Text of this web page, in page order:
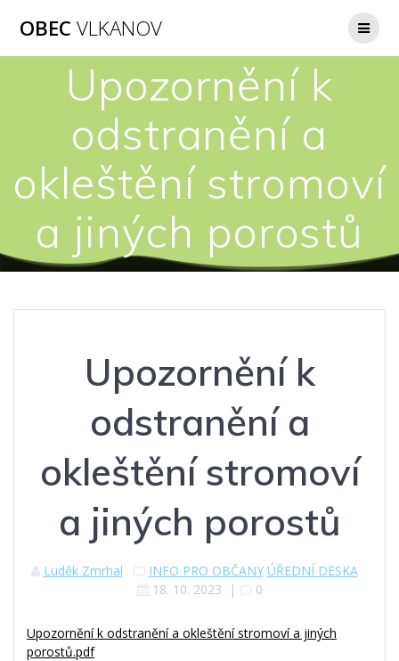
OBEC VLKANOV
Upozornění k
odstranění a
okleštění stromoví
a jiných porostů
Upozornění k
odstranění a
okleštění stromoví
a jiných porostů
Luděk Zmrhal INFO PRO OBČANY ÚŘEDNÍ DESKA
18. 10. 2023 | 0
Upozornění k odstranění a okleštění stromoví a jiných
porostů.pdf